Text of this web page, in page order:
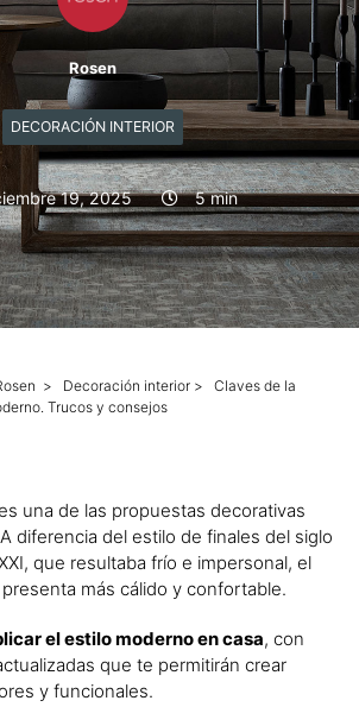
Rosen
DECORACIÓN INTERIOR
19, 2025 5 min
> Decoración interior > Claves de la
Trucos y consejos
una de las propuestas decorativas
diferencia del estilo de finales del siglo
que resultaba frío e impersonal, el
más cálido y confortable.
el estilo moderno en casa, con
que te permitirán crear
y funcionales.